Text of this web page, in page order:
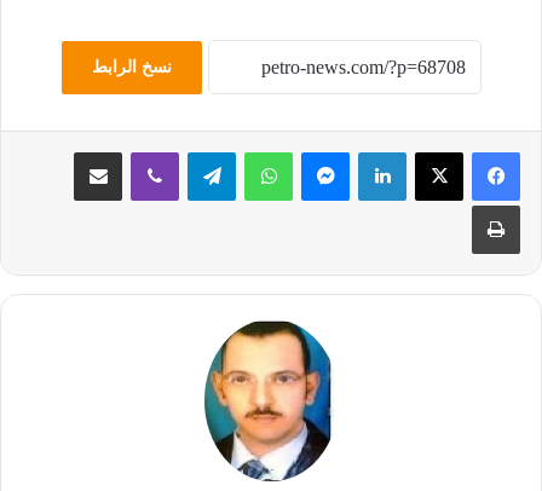
نسخ الرابط
لينكدإن ماسنجر واتساب تيلقرام ڤايبر مشاركة عبر البريد
طباعة